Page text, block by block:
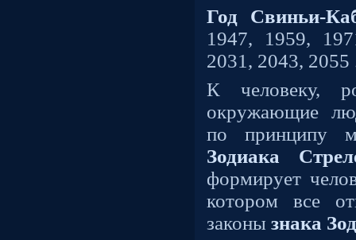
Год Свиньи-
1947, 1959,
2031, 2043, 2055
К человеку,
окружающие
по принципу
Зодиака
формирует
котором все
законы знака